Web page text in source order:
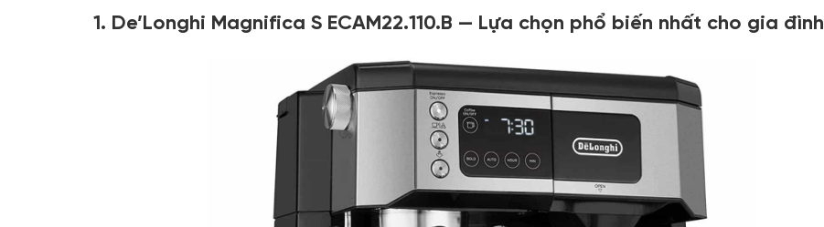
1. De’Longhi Magnifica S ECAM22.110.B — Lựa chọn phổ biến nhất cho gia đình